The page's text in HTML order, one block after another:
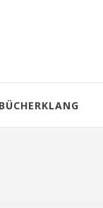
BÜCHERKLANG